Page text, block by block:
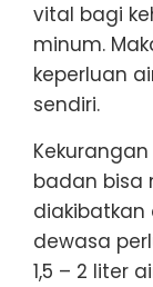
vital bagi
minum.
keperluan
sendiri.
badan bisa
diakibatkan
dewasa
1,5 – 2 liter